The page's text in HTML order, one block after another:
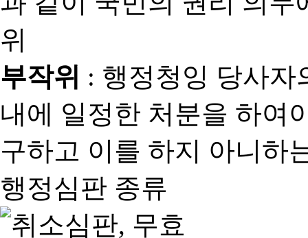
위
부작위 : 행정청잉 당사자
내에 일정한 처분을 하여
구하고 이를 하지 아니하
행정심판 종류